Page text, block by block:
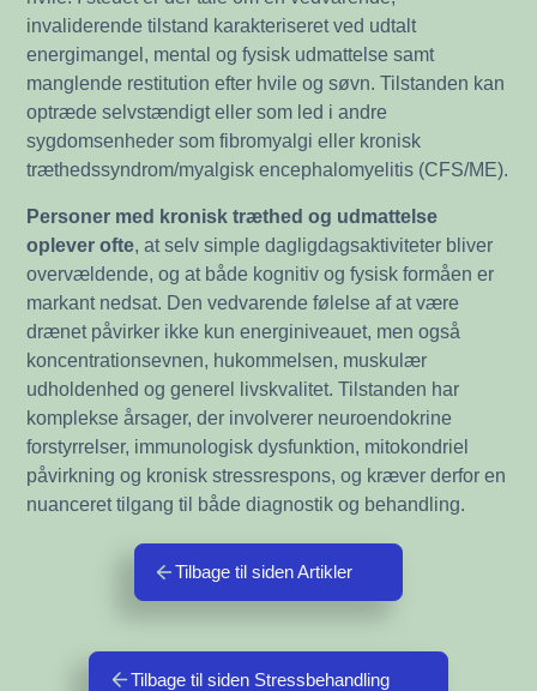
invaliderende tilstand karakteriseret ved udtalt
energimangel, mental og fysisk udmattelse samt
manglende restitution efter hvile og søvn. Tilstanden kan
optræde selvstændigt eller som led i andre
sygdomsenheder som fibromyalgi eller kronisk
træthedssyndrom/myalgisk encephalomyelitis (CFS/ME).
Personer med kronisk træthed og udmattelse
oplever ofte, at selv simple dagligdagsaktiviteter bliver
overvældende, og at både kognitiv og fysisk formåen er
markant nedsat. Den vedvarende følelse af at være
drænet påvirker ikke kun energiniveauet, men også
koncentrationsevnen, hukommelsen, muskulær
udholdenhed og generel livskvalitet. Tilstanden har
komplekse årsager, der involverer neuroendokrine
forstyrrelser, immunologisk dysfunktion, mitokondriel
påvirkning og kronisk stressrespons, og kræver derfor en
nuanceret tilgang til både diagnostik og behandling.
Tilbage til siden Artikler
Tilbage til siden Stressbehandling